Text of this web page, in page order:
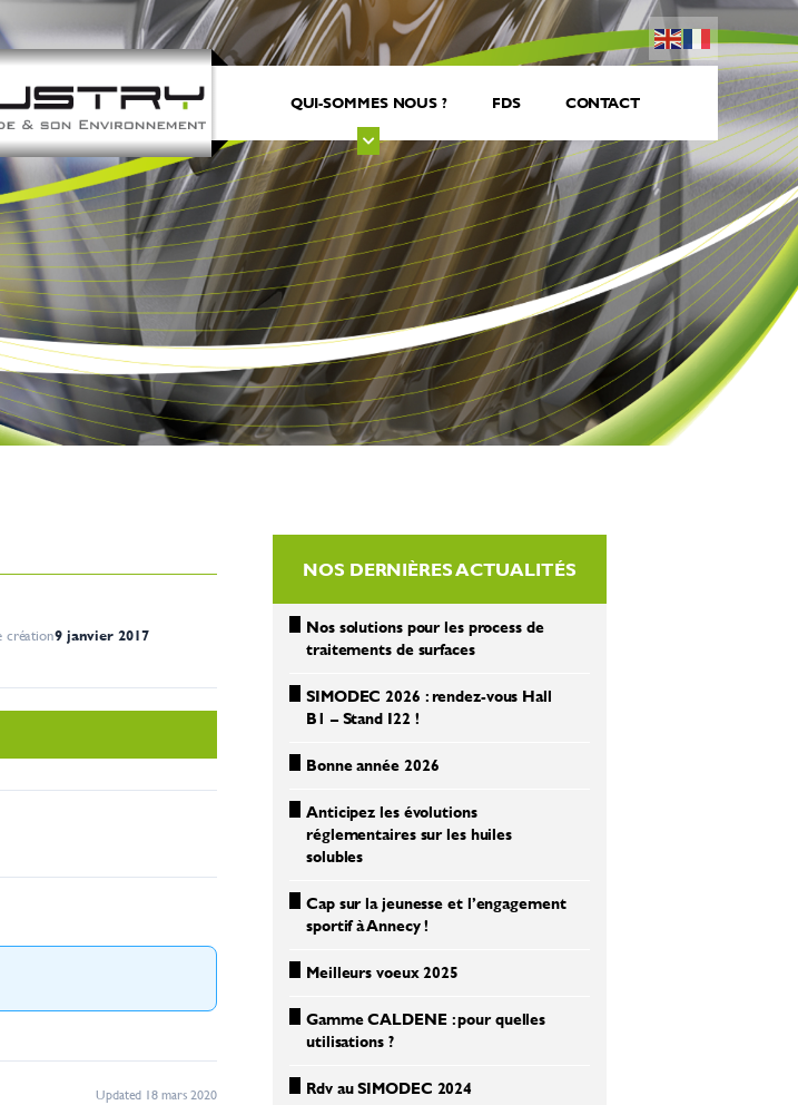
QUI-SOMMES NOUS ? FDS CONTACT
création9 janvier 2017
Updated 18 mars 2020
NOS DERNIÈRES ACTUALITÉS
Nos solutions pour les process de
traitements de surfaces
SIMODEC 2026 : rendez-vous Hall
B1 – Stand I22 !
Bonne année 2026
Anticipez les évolutions
réglementaires sur les huiles
solubles
Cap sur la jeunesse et l’engagement
sportif à Annecy !
Meilleurs voeux 2025
Gamme CALDENE : pour quelles
utilisations ?
Rdv au SIMODEC 2024